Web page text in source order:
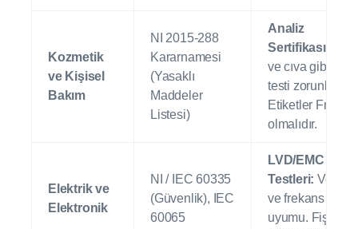
Kozmetik
ve Kişisel
Bakım
NI 2015-288
Kararnamesi
(Yasaklı
Maddeler
Listesi)
Analiz
Sertifikası:
ve cıva gibi
testi zorunludur.
Etiketler
olmalıdır.
Elektrik ve
Elektronik
NI / IEC 60335
(Güvenlik), IEC
60065
LVD/EMC
Testleri: Voltaj
ve frekans
uyumu. Fiş